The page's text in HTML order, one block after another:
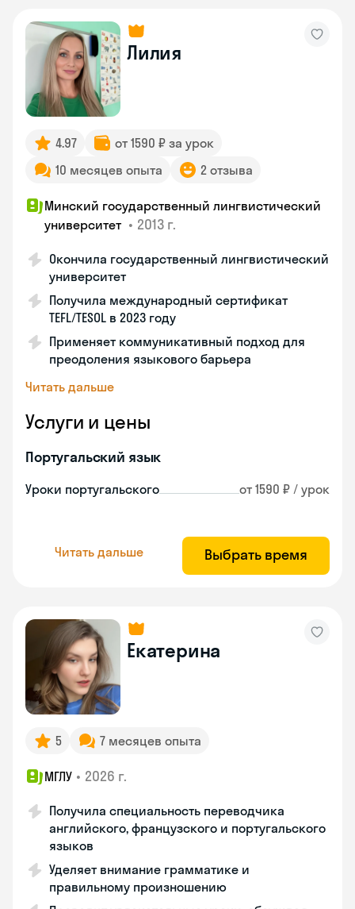
Лилия
4.97
от 1590 ₽ за урок
10 месяцев опыта
2 отзыва
Минский государственный лингвистический
университет • 2013 г.
Окончила государственный лингвистический
университет
Получила международный сертификат
TEFL/TESOL в 2023 году
Применяет коммуникативный подход для
преодоления языкового барьера
Читать дальше
Услуги и цены
Португальский язык
Уроки португальского от 1590 ₽ / урок
Читать дальше Выбрать время
Екатерина
5 7 месяцев опыта
МГЛУ • 2026 г.
Получила специальность переводчика
английского, французского и португальского
языков
Уделяет внимание грамматике и
правильному произношению